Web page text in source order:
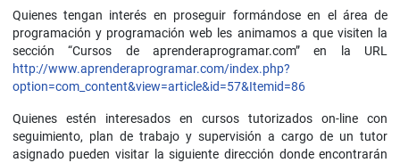
Quienes tengan interés en proseguir formándose en el área de
programación y programación web les animamos a que visiten la
sección “Cursos de aprenderaprogramar.com” en la URL
http://www.aprenderaprogramar.com/index.php?
option=com_content&view=article&id=57&Itemid=86
Quienes estén interesados en cursos tutorizados on-line con
seguimiento, plan de trabajo y supervisión a cargo de un tutor
asignado pueden visitar la siguiente dirección donde encontrarán